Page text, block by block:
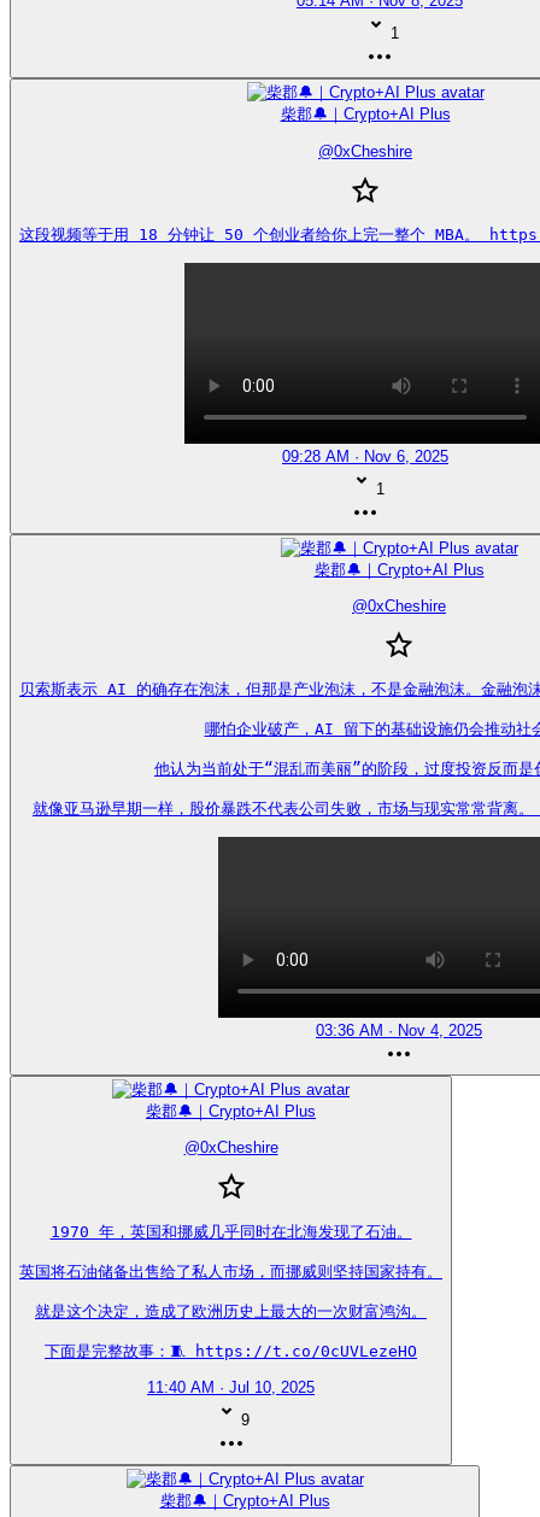
1
柴郡🔔｜Crypto+AI Plus
@0xCheshire
这段视频等于用 18 分钟让 50 个创业者给你上完一整个 MBA。
09:28 AM · Nov 6, 2025
1
柴郡🔔｜Crypto+AI Plus
@0xCheshire
贝索斯表示 AI 的确存在泡沫，但那是产业泡沫，不是金融泡沫。金融泡
哪怕企业破产，AI 留下的基础设施仍会推动社
他认为当前处于“混乱而美丽”的阶段，过度投资反而是
就像亚马逊早期一样，股价暴跌不代表公司失败，市场与现实常常
03:36 AM · Nov 4, 2025
柴郡🔔｜Crypto+AI Plus
@0xCheshire
1970 年，英国和挪威几乎同时在北海发现了石油。
英国将石油储备出售给了私人市场，而挪威则坚持国家持有。
就是这个决定，造成了欧洲历史上最大的一次财富鸿沟。
下面是完整故事：🧵 https://t.co/0cUVLezeHO
11:40 AM · Jul 10, 2025
9
柴郡🔔｜Crypto+AI Plus